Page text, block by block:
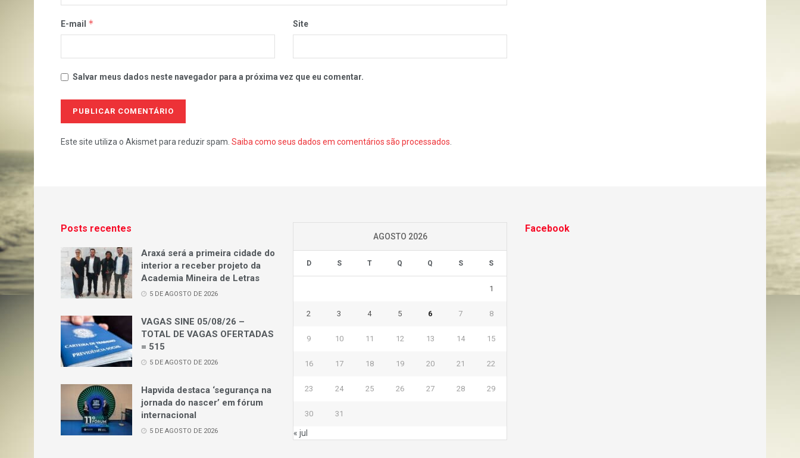
E-mail * Site
Salvar meus dados neste navegador para a próxima vez que eu comentar.
Este site utiliza o Akismet para reduzir spam. Saiba como seus dados em comentários são processados
Posts recentes
Araxá será a primeira cidade do
interior a receber projeto da
Academia Mineira de Letras
5 DE AGOSTO DE 2026
VAGAS SINE 05/08/26 –
TOTAL DE VAGAS OFERTADAS
= 515
5 DE AGOSTO DE 2026
Hapvida destaca ‘segurança na
jornada do nascer’ em fórum
internacional
5 DE AGOSTO DE 2026
AGOSTO 2026
D S T Q Q S S
1
2 3 4 5 6 7 8
9 10 11 12 13 14 15
16 17 18 19 20 21 22
23 24 25 26 27 28 29
30 31
« jul
Facebook